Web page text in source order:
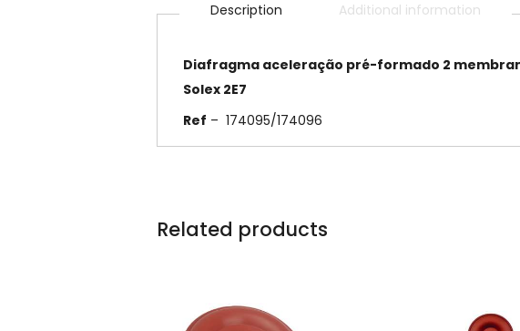
Description Additional information
Diafragma aceleração pré-formado 2
Solex 2E7
Ref – 174095/174096
Related products